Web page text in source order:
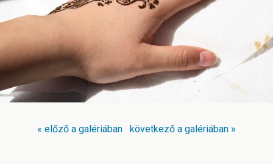
« előző a galériában következő a galériában »